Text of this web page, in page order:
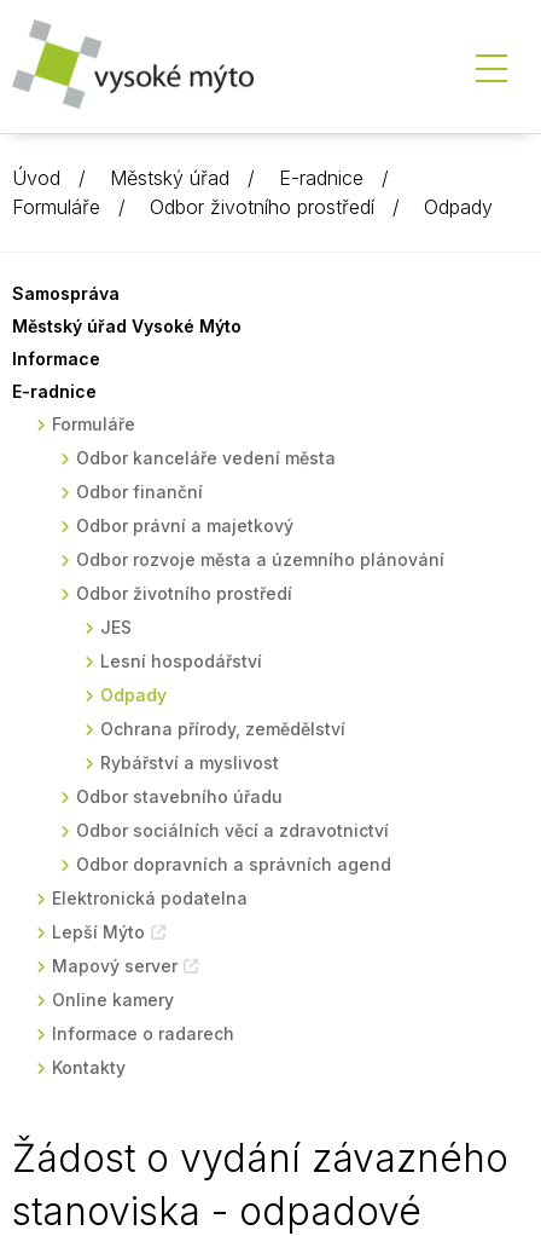
Úvod Městský úřad
E-radnice
Formuláře
Odbor životního prostředí Odpady
Samospráva
Městský úřad Vysoké Mýto
Informace
E-radnice
Formuláře
Odbor kanceláře vedení města
Odbor finanční
Odbor právní a majetkový
Odbor rozvoje města a územního plánování
Odbor životního prostředí
JES
Lesní hospodářství
Odpady
Ochrana přírody, zemědělství
Rybářství a myslivost
Odbor stavebního úřadu
Odbor sociálních věcí a zdravotnictví
Odbor dopravních a správních agend
Elektronická podatelna
Lepší Mýto
Mapový server
Online kamery
Informace o radarech
Kontakty
Žádost o vydání závazného
stanoviska - odpadové